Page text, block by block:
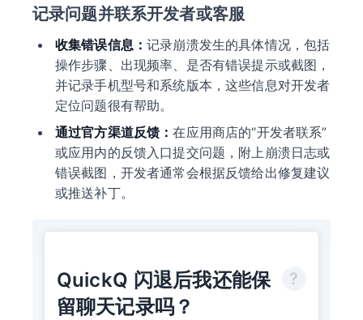
记录问题并联系开发者或客服
收集错误信息：记录崩溃发生的具体情况，包括
操作步骤、出现频率、是否有错误提示或截图，
并记录手机型号和系统版本，这些信息对开发者
定位问题很有帮助。
通过官方渠道反馈：在应用商店的“开发者联系”
或应用内的反馈入口提交问题，附上崩溃日志或
错误截图，开发者通常会根据反馈给出修复建议
或推送补丁。
QuickQ 闪退后我还能保
留聊天记录吗？